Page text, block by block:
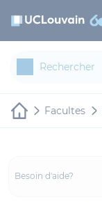
Facultes
Besoin d'aide?